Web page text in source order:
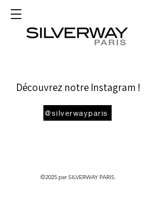
Découvrez notre Instagram !
@silverwayparis
©2025 par SILVERWAY PARIS.